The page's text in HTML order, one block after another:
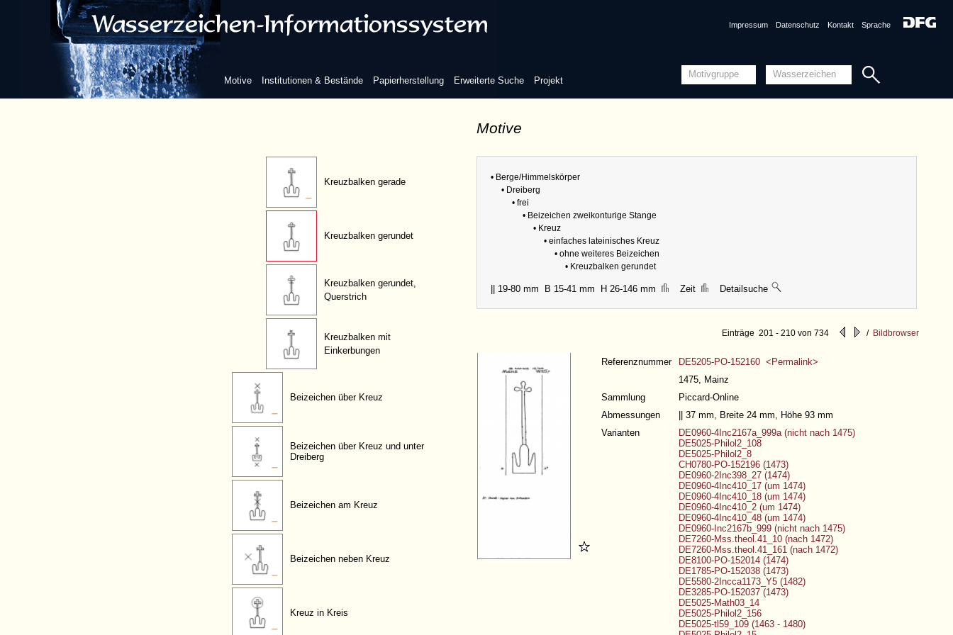
Motive Institutionen & Bestände Papierherstellung Erweiterte Suche Projekt
Impressum Datenschutz Kontakt Sprache
Motive
Kreuz
einfaches lateinisches Kreuz
Kreuzbalken gerade
Kreuzbalken gerundet
Kreuzbalken gerundet,
Querstrich
Kreuzbalken mit
Einkerbungen
Beizeichen über Kreuz
Beizeichen über Kreuz und unter
Dreiberg
Beizeichen am Kreuz
Beizeichen neben Kreuz
Kreuz in Kreis
• Berge/Himmelskörper
• Dreiberg
• frei
• Beizeichen zweikonturige Stange
• Kreuz
• einfaches lateinisches Kreuz
• ohne weiteres Beizeichen
• Kreuzbalken gerundet
|| 19-80 mm B 15-41 mm H 26-146 mm Zeit Detailsuche
Einträge 201 - 210 von 734 / Bildbrowser
DE4860-Rep_V_10_11 (um1461/1462)
DE6180-Nr_67_288 (um 1461)
Detailansicht
1475, Mainz
Referenznummer
DE5205-PO-152160 <Permalink>
1475, Mainz
Sammlung
Piccard-Online
Abmessungen
|| 37 mm, Breite 24 mm, Höhe 93 mm
Varianten
DE0960-4Inc2167a_999a (nicht nach 1475)
DE5025-Philol2_108
DE5025-Philol2_8
CH0780-PO-152196 (1473)
DE0960-2Inc398_27 (1474)
DE0960-4Inc410_17 (um 1474)
DE0960-4Inc410_18 (um 1474)
DE0960-4Inc410_2 (um 1474)
DE0960-4Inc410_48 (um 1474)
DE0960-Inc2167b_999 (nicht nach 1475)
DE7260-Mss.theol.41_10 (nach 1472)
DE7260-Mss.theol.41_161 (nach 1472)
DE8100-PO-152014 (1474)
DE1785-PO-152038 (1473)
DE5580-2Incca1173_Y5 (1482)
DE3285-PO-152037 (1473)
DE5025-Math03_14
DE5025-Philol2_156
DE5025-tl59_109 (1463 - 1480)